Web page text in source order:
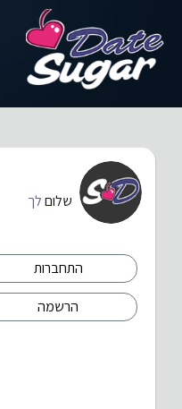
שלוםלך
התחברות
הרשמה